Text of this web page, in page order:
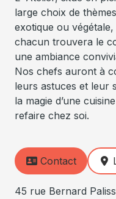
large choix de
exotique ou
chacun trouvera le
une ambiance
Nos chefs auront à
leurs astuces et leur
la magie d’une
refaire chez soi.
Contact
45 rue Bernard